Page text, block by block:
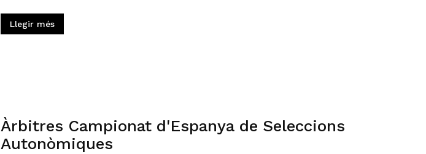
Llegir més
Àrbitres Campionat d'Espanya de Seleccions
Autonòmiques